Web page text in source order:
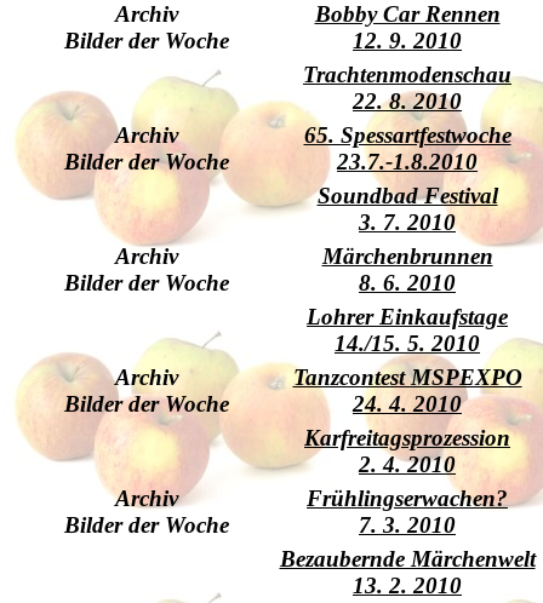
Archiv
Bilder der Woche
Bobby Car Rennen
12. 9. 2010
Trachtenmodenschau
22. 8. 2010
Archiv
Bilder der Woche
65. Spessartfestwoche
23.7.-1.8.2010
Soundbad Festival
3. 7. 2010
Archiv
Bilder der Woche
Märchenbrunnen
8. 6. 2010
Lohrer Einkaufstage
14./15. 5. 2010
Archiv
Bilder der Woche
Tanzcontest MSPEXPO
24. 4. 2010
Karfreitagsprozession
2. 4. 2010
Archiv
Bilder der Woche
Frühlingserwachen?
7. 3. 2010
Bezaubernde Märchenwelt
13. 2. 2010